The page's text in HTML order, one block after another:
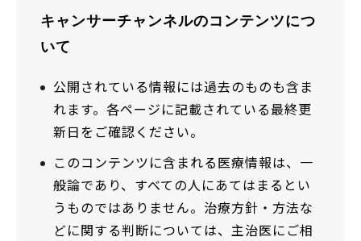
キャンサーチャンネルのコンテンツにつ
いて
公開されている情報には過去のものも含ま
れます。各ページに記載されている最終更
新日をご確認ください。
このコンテンツに含まれる医療情報は、一
般論であり、すべての人にあてはまるとい
うものではありません。治療方針・方法な
どに関する判断については、主治医にご相